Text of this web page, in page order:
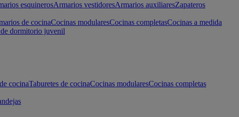
esquinerosArmarios vestidoresArmarios auxiliaresZapateros
de cocinaCocinas modularesCocinas completasCocinas a medida
dormitorio juvenil
cocinaTaburetes de cocinaCocinas modularesCocinas completas